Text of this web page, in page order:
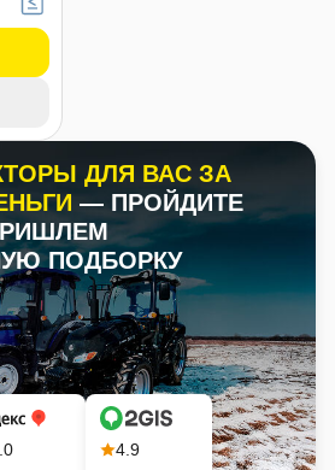
ДЛЯ ВАС ЗА
— ПРОЙДИТЕ
ПОДБОРКУ
4.9